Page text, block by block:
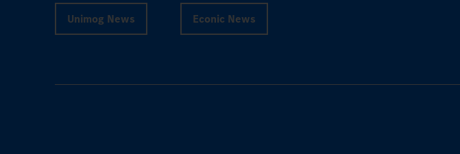
Unimog News Econic News